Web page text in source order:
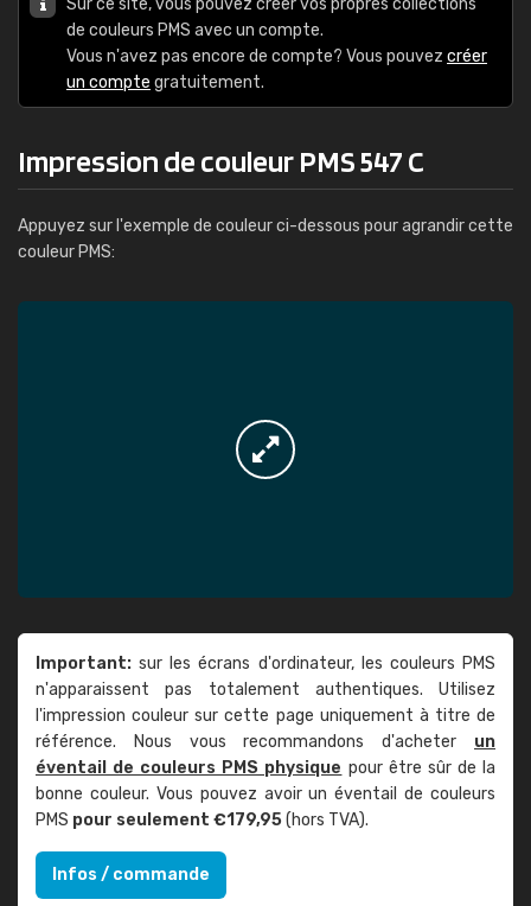
Sur ce site, vous pouvez créer vos propres collections
de couleurs PMS avec un compte.
Vous n'avez pas encore de compte? Vous pouvez créer
un compte gratuitement.
Impression de couleur PMS 547 C
Appuyez sur l'exemple de couleur ci-dessous pour agrandir cette
couleur PMS:
Important: sur les écrans d'ordinateur, les couleurs PMS
n'apparaissent pas totalement authentiques. Utilisez
l'impression couleur sur cette page uniquement à titre de
référence. Nous vous recommandons d'acheter un
éventail de couleurs PMS physique pour être sûr de la
bonne couleur. Vous pouvez avoir un éventail de couleurs
PMS pour seulement €179,95(hors TVA).
Infos / commande